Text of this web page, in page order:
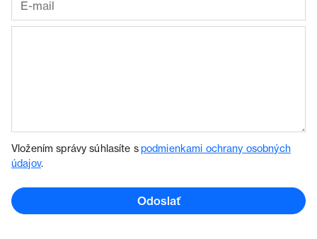
Vložením správy súhlasíte spodmienkami ochrany osobných
údajov.
Odoslať